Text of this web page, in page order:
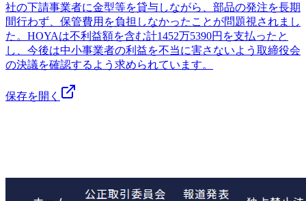
社の下請事業者に金型等を貸与しながら、部品の発注を長期
間行わず、保管費用を負担しなかったことが問題視されまし
た。HOYAは不利益額を含む計1452万5390円を支払ったと
し、今後は中小事業者の利益を不当に害さないよう取締役会
の決議を確認するよう求められています。
保存を開く